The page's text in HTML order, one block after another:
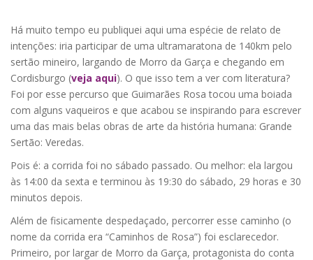
Há muito tempo eu publiquei aqui uma espécie de relato de
intenções: iria participar de uma ultramaratona de 140km pelo
sertão mineiro, largando de Morro da Garça e chegando em
Cordisburgo (veja aqui). O que isso tem a ver com literatura?
Foi por esse percurso que Guimarães Rosa tocou uma boiada
com alguns vaqueiros e que acabou se inspirando para escrever
uma das mais belas obras de arte da história humana: Grande
Sertão: Veredas.
Pois é: a corrida foi no sábado passado. Ou melhor: ela largou
às 14:00 da sexta e terminou às 19:30 do sábado, 29 horas e 30
minutos depois.
Além de fisicamente despedaçado, percorrer esse caminho (o
nome da corrida era “Caminhos de Rosa”) foi esclarecedor.
Primeiro, por largar de Morro da Garça, protagonista do conta